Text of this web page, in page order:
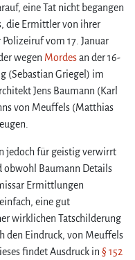
eine Tat nicht begangen
die Ermittler von ihrer
vom 17. Januar
wegen Mordesan der 16-
(Sebastian Griegel) im
Jens Baumann (Karl
von Meuffels (Matthias
jedoch für geistig verwirrt
obwohl Baumann Details
Ermittlungen
eine gut
wirklichen Tatschilderung
den Eindruck, von Meuffels
findet Ausdruck in § 152